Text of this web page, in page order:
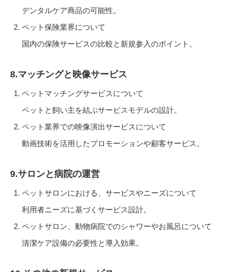
デンタルケア商品の可能性。
ペット保険業界について
国内の保険サービスの比較と新規参入のポイント。
8.マッチングと映像サービス
ペットマッチングサービスについて
ペットと飼い主を結ぶサービスモデルの設計。
ペット業界での映像演出サービスについて
動画技術を活用したプロモーションや顧客サービス。
9.サロンと病院の運営
ペットサロンにおける、サービスやニーズについて
利用者ニーズに基づくサービス設計。
ペットサロン、動物病院でのシャワーやお風呂について
清潔ケア設備の必要性と導入効果。